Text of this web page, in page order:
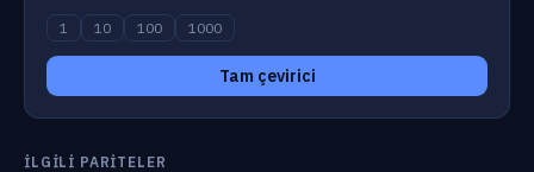
1 10 100 1000
Tam çevirici
İLGILI PARITELER